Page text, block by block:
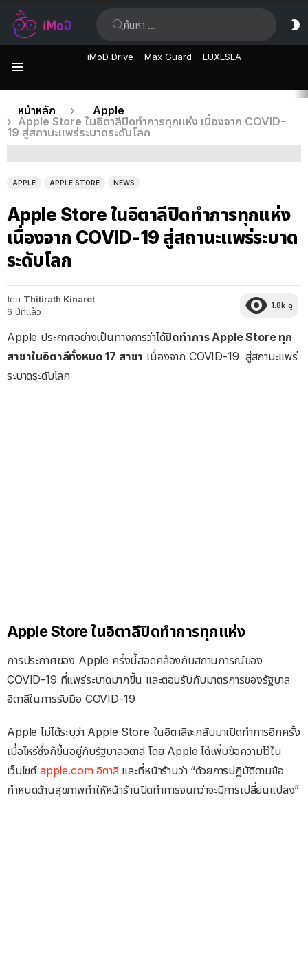
iMoD Drive Max Guard LUXESLA
เรื่อง
ล่าสุด
คุณอยู่ที่นี่:
หน้าหลัก
Apple
Apple Store ในอิตาลีปิดทำการทุกแห่ง เนื่องจาก COVID-
19 สู่สถานะแพร่ระบาดระดับโลก
APPLE APPLE STORE NEWS
Apple Store ในอิตาลีปิดทำการทุกแห่ง
เนื่องจาก COVID-19 สู่สถานะแพร่ระบาด
ระดับโลก
โดย Thitirath Kinaret
6 ปีที่แล้ว
1.8k ดู
Apple ประกาศอย่างเป็นทางการว่าได้ปิดทำการ Apple Store ทุก
สาขาในอิตาลีทั้งหมด 17 สาขา เนื่องจาก COVID-19 สู่สถานะแพร่
ระบาดระดับโลก
Apple Store ในอิตาลีปิดทำการทุกแห่ง
การประกาศของ Apple ครั้งนี้สอดคล้องกับสถานการณ์ของ
COVID-19 ที่แพร่ระบาดมากขึ้น และตอบรับกับมาตรการของรัฐบาล
อิตาลีในการรับมือ COVID-19
Apple ไม่ได้ระบุว่า Apple Store ในอิตาลีจะกลับมาเปิดทำการอีกครั้ง
เมื่อไหร่ซึ่งก็ขึ้นอยู่กับรัฐบาลอิตาลี โดย Apple ได้เพิ่มข้อความไว้ใน
เว็บไซต์ apple.com อิตาลีและที่หน้าร้านว่า “ด้วยการปฏิบัติตามข้อ
กำหนดด้านสุขภาพทำให้หน้าร้านปิดทำการจนกว่าจะมีการเปลี่ยนแปลง”